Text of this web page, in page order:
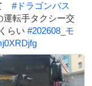
#ドラゴンバス
転手タクシー交
らい #202608_モ